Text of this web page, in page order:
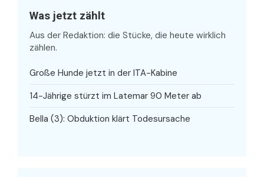
Was jetzt zählt
Aus der Redaktion: die Stücke, die heute wirklich
zählen.
Große Hunde jetzt in der ITA-Kabine
14-Jährige stürzt im Latemar 90 Meter ab
Bella (3): Obduktion klärt Todesursache